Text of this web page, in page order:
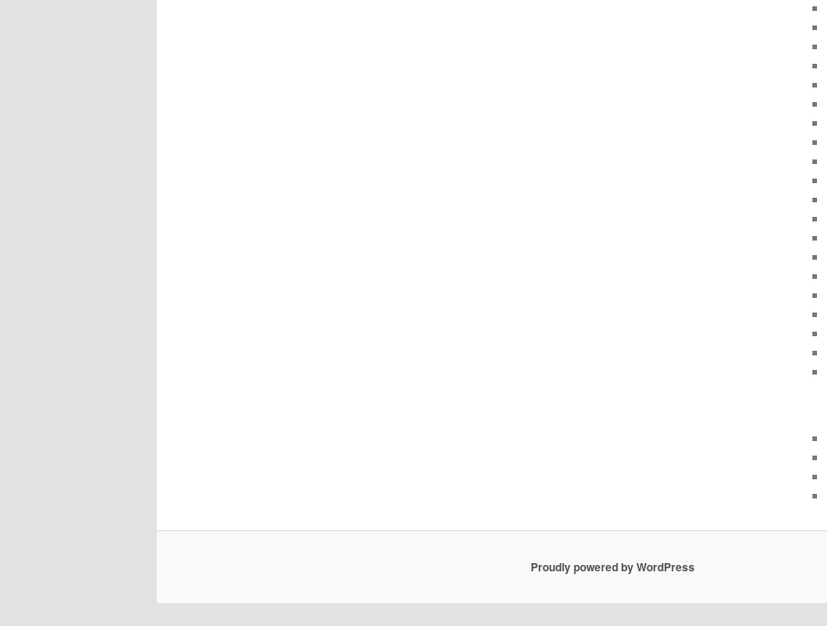
Proudly powered by WordPress